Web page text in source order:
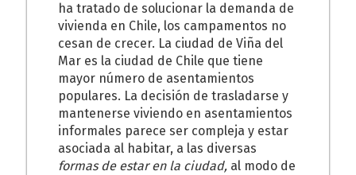
ha tratado de solucionar la demanda de
vivienda en Chile, los campamentos no
cesan de crecer. La ciudad de Viña del
Mar es la ciudad de Chile que tiene
mayor número de asentamientos
populares. La decisión de trasladarse y
mantenerse viviendo en asentamientos
informales parece ser compleja y estar
asociada al habitar, a las diversas
formas de estar en la ciudad,al modo de